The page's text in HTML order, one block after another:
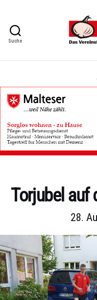
Suche
Kategorien
Torjubel auf
28.